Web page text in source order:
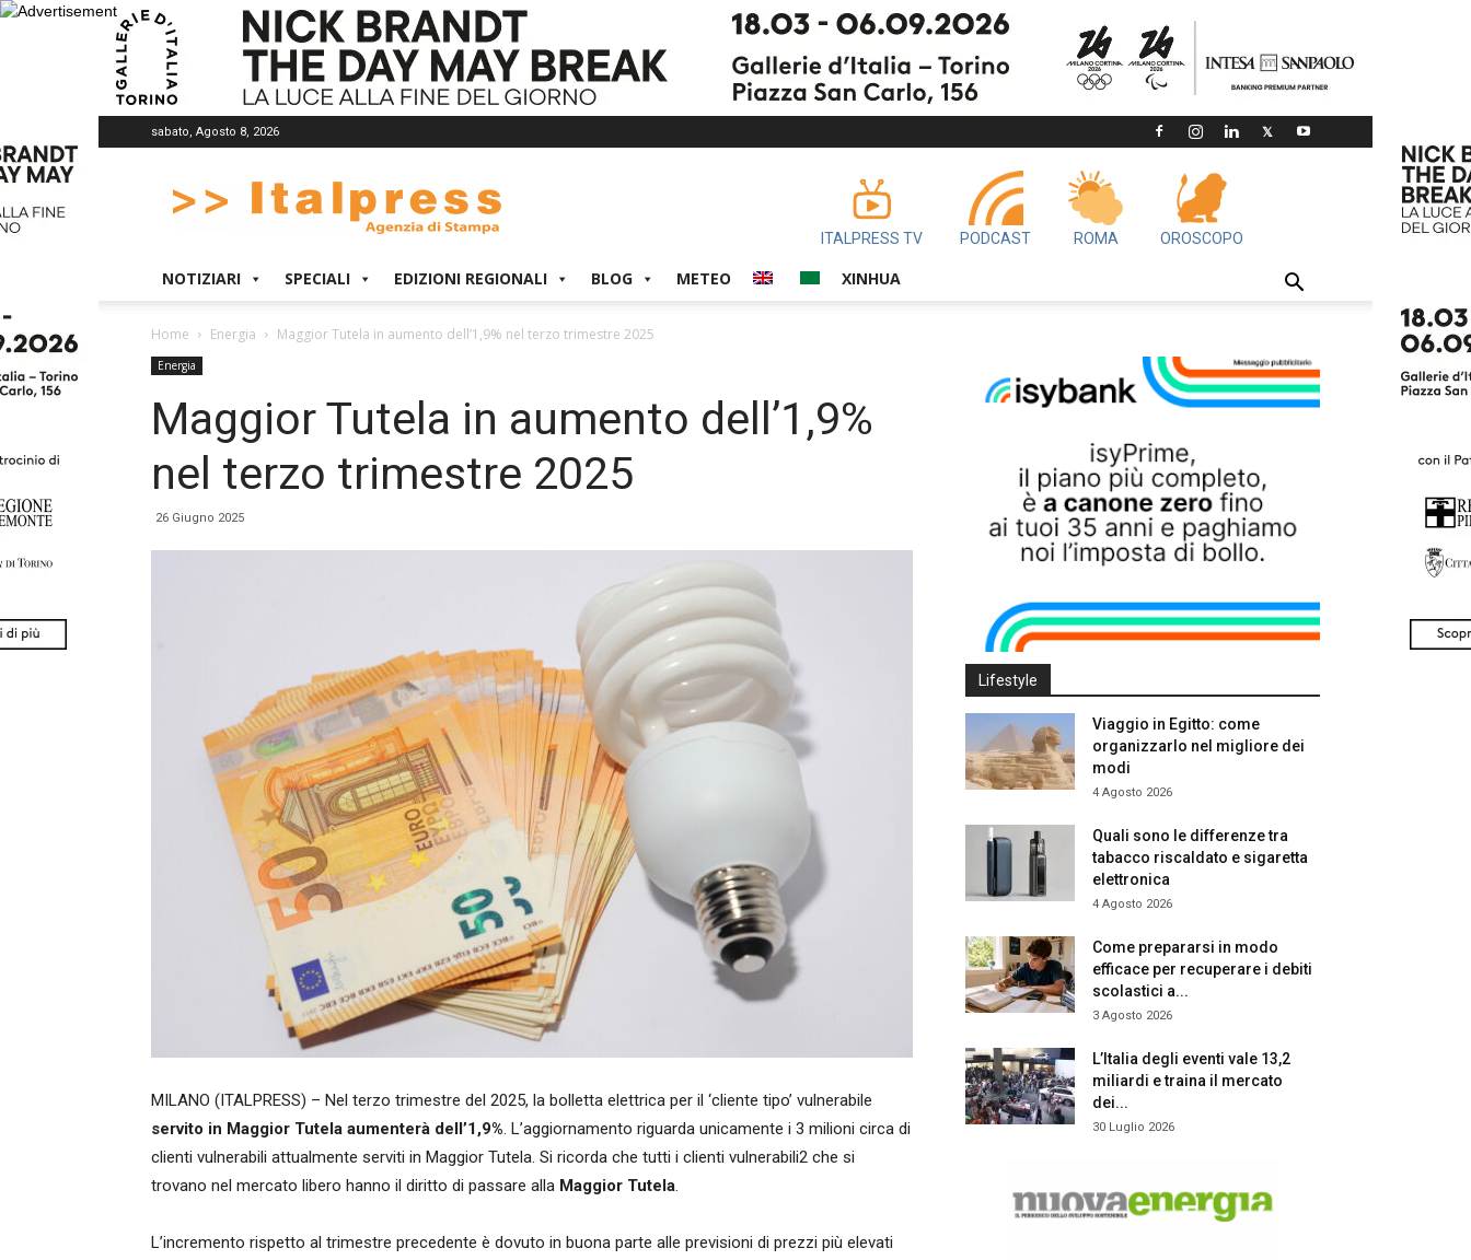
sabato, Agosto 8, 2026
ITALPRESS TV PODCAST ROMA OROSCOPO
NOTIZIARI SPECIALI EDIZIONI REGIONALI BLOG METEO XINHUA
Home Energia Maggior Tutela in aumento dell’1,9% nel terzo trimestre 2025
Energia
Maggior Tutela in aumento dell’1,9%
nel terzo trimestre 2025
26 Giugno 2025
MILANO (ITALPRESS) – Nel terzo trimestre del 2025, la bolletta elettrica per il ‘cliente tipo’ vulnerabile
servito in Maggior Tutela aumenterà dell’1,9%. L’aggiornamento riguarda unicamente i 3 milioni circa di
clienti vulnerabili attualmente serviti in Maggior Tutela. Si ricorda che tutti i clienti vulnerabili2 che si
trovano nel mercato libero hanno il diritto di passare alla Maggior Tutela.
L’incremento rispetto al trimestre precedente è dovuto in buona parte alle previsioni di prezzi più elevati
Lifestyle
Viaggio in Egitto: come
organizzarlo nel migliore dei
modi
4 Agosto 2026
Quali sono le differenze tra
tabacco riscaldato e sigaretta
elettronica
4 Agosto 2026
Come prepararsi in modo
efficace per recuperare i debiti
scolastici a...
3 Agosto 2026
L’Italia degli eventi vale 13,2
miliardi e traina il mercato
dei...
30 Luglio 2026